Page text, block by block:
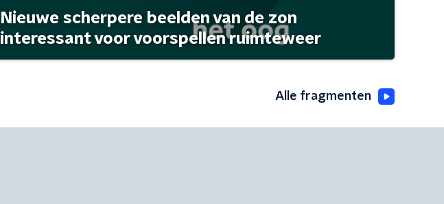
Nieuwe scherpere beelden van de zon
interessant voor voorspellen ruimteweer
Alle fragmenten